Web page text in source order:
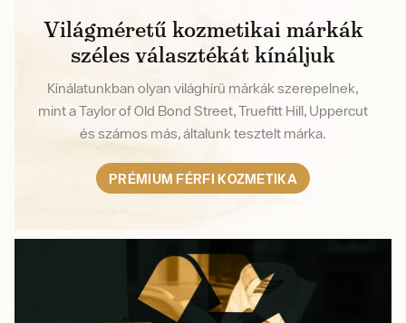
Világméretű kozmetikai márkák
széles választékát kínáljuk
Kínálatunkban olyan világhírű márkák szerepelnek,
mint a Taylor of Old Bond Street, Truefitt Hill, Uppercut
és számos más, általunk tesztelt márka.
PRÉMIUM FÉRFI KOZMETIKA